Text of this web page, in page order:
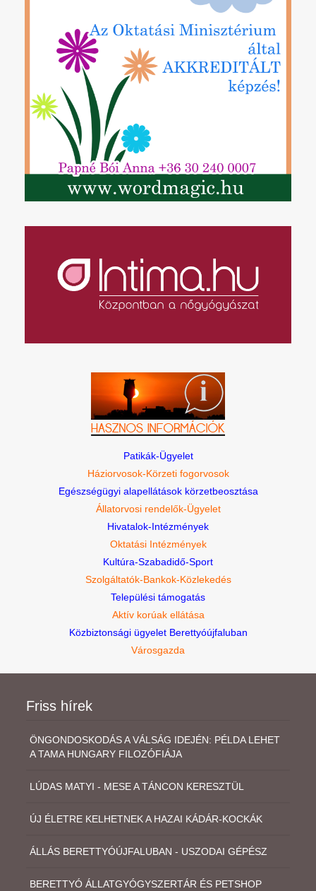
Patikák-Ügyelet
Háziorvosok-Körzeti fogorvosok
Egészségügyi alapellátások körzetbeosztása
Állatorvosi rendelők-Ügyelet
Hivatalok-Intézmények
Oktatási Intézmények
Kultúra-Szabadidő-Sport
Szolgáltatók-Bankok-Közlekedés
Települési támogatás
Aktív korúak ellátása
Közbiztonsági ügyelet Berettyóújfaluban
Városgazda
Friss hírek
ÖNGONDOSKODÁS A VÁLSÁG IDEJÉN: PÉLDA LEHET
A TAMA HUNGARY FILOZÓFIÁJA
LÚDAS MATYI - MESE A TÁNCON KERESZTÜL
ÚJ ÉLETRE KELHETNEK A HAZAI KÁDÁR-KOCKÁK
ÁLLÁS BERETTYÓÚJFALUBAN - USZODAI GÉPÉSZ
BERETTYÓ ÁLLATGYÓGYSZERTÁR ÉS PETSHOP